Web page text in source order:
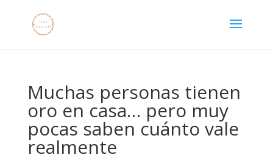
Muchas personas tienen
oro en casa… pero muy
pocas saben cuánto vale
realmente